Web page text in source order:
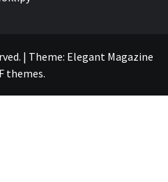
| Theme: Elegant Magazine
themes.